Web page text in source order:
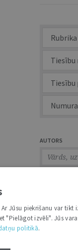
Rubrika
Tiesību
Tiesību
AUTORS
ŽURNĀLU
Jūsu piekrišanu var tikt
"Pielāgot izvēli". Jūs
politikā.